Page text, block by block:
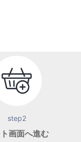
step2
画面へ進む